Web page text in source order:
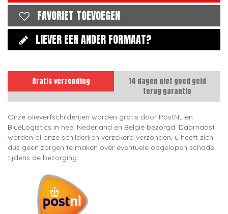
FAVORIET TOEVOEGEN
LIEVER EEN ANDER FORMAAT?
Gratis verzending
14 dagen niet goed geld
terug garantie
Onze olieverfschilderijen worden gratis door PostNL en
BlueLogistics in heel Nederland en België bezorgd. Daarnaast
worden al onze schilderijen verzekerd verzonden, u heeft zich
dus geen zorgen te maken over eventuele opgelopen schade
tijdens de bezorging.